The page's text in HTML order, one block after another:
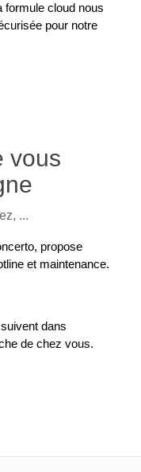
formule cloud nous
pour notre
vous
...
propose
et maintenance.
dans
de chez vous.